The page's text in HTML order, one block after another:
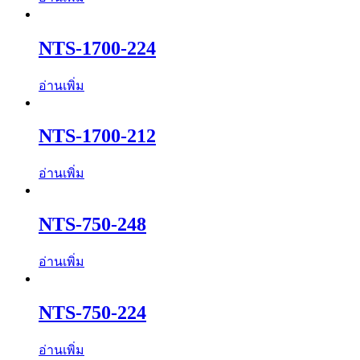
NTS-1700-224
อ่านเพิ่ม
NTS-1700-212
อ่านเพิ่ม
NTS-750-248
อ่านเพิ่ม
NTS-750-224
อ่านเพิ่ม